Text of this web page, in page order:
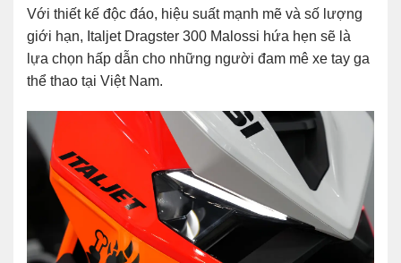
Với thiết kế độc đáo, hiệu suất mạnh mẽ và số lượng
giới hạn, Italjet Dragster 300 Malossi hứa hẹn sẽ là
lựa chọn hấp dẫn cho những người đam mê xe tay ga
thể thao tại Việt Nam.